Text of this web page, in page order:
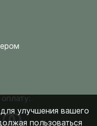
улучшения вашего
пользоваться